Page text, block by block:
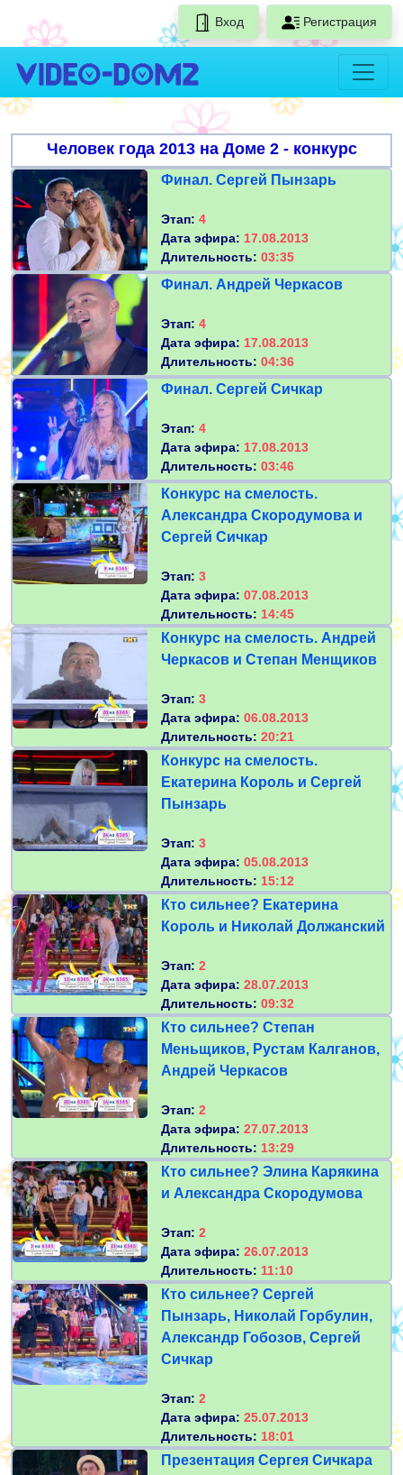
Вход Регистрация
Человек года 2013 на Доме 2 - конкурс
Финал. Сергей Пынзарь
Этап: 4
Дата эфира: 17.08.2013
Длительность: 03:35
Финал. Андрей Черкасов
Этап: 4
Дата эфира: 17.08.2013
Длительность: 04:36
Финал. Сергей Сичкар
Этап: 4
Дата эфира: 17.08.2013
Длительность: 03:46
Конкурс на смелость.
Александра Скородумова и
Сергей Сичкар
Этап: 3
Дата эфира: 07.08.2013
Длительность: 14:45
Конкурс на смелость. Андрей
Черкасов и Степан Менщиков
Этап: 3
Дата эфира: 06.08.2013
Длительность: 20:21
Конкурс на смелость.
Екатерина Король и Сергей
Пынзарь
Этап: 3
Дата эфира: 05.08.2013
Длительность: 15:12
Кто сильнее? Екатерина
Король и Николай Должанский
Этап: 2
Дата эфира: 28.07.2013
Длительность: 09:32
Кто сильнее? Степан
Меньщиков, Рустам Калганов,
Андрей Черкасов
Этап: 2
Дата эфира: 27.07.2013
Длительность: 13:29
Кто сильнее? Элина Карякина
и Александра Скородумова
Этап: 2
Дата эфира: 26.07.2013
Длительность: 11:10
Кто сильнее? Сергей
Пынзарь, Николай Горбулин,
Александр Гобозов, Сергей
Сичкар
Этап: 2
Дата эфира: 25.07.2013
Длительность: 18:01
Презентация Сергея Сичкара